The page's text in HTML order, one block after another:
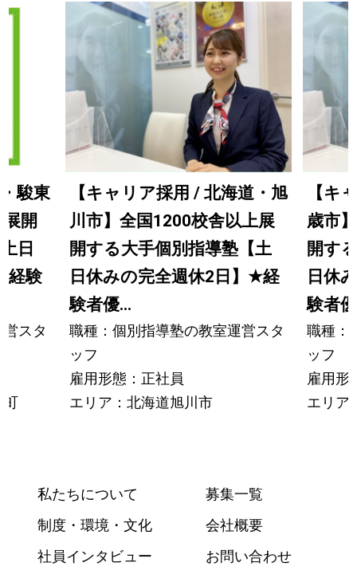
駿東
開
日
経験
スタ
町
【キャリア採用 / 北海道・旭
川市】全国1200校舎以上展
開する大手個別指導塾【土
日休みの完全週休2日】 ★経
験者優...
職種：個別指導塾の教室運営スタ
ッフ
雇用形態：正社員
エリア：北海道旭川市
【キ
歳市
開す
日休
験者
職種：
ッフ
雇用形
エリア
私たちについて
制度・環境・文化
社員インタビュー
募集一覧
会社概要
お問い合わせ